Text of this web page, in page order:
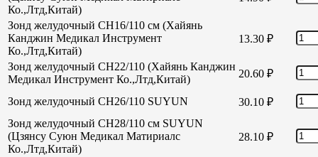
Ко.,Лтд,Китай)
Зонд желудочный CH16/110 см (Хайянь
Канджин Медикал Инструмент
Ко.,Лтд,Китай)
13.30 ₽
Зонд желудочный СН22/110 (Хайянь Канджин
Медикал Инструмент Ко.,Лтд,Китай)
20.60 ₽
Зонд желудочный СН26/110 SUYUN 30.10 ₽
Зонд желудочный СН28/110 см SUYUN
(Цзянсу Суюн Медикал Матириалс
Ко.,Лтд,Китай)
28.10 ₽